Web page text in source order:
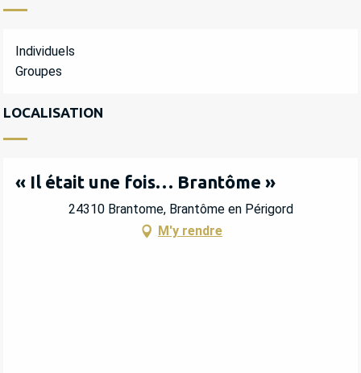
Individuels
Groupes
LOCALISATION
« Il était une fois… Brantôme »
24310 Brantome, Brantôme en Périgord
M'y rendre